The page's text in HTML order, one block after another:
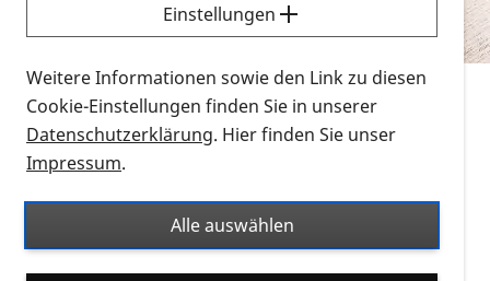
suchen und dieses bestellen bzw. herunterladen
können? Schauen Sie sich dieErklärvideos zum
Thema Infomaterial auf der PRO RETINA-Website
für blinde und sehbehinderte Menschen an.
Auf dieser Seite finden Sie sämtliches Infomaterial
Ort. Nutzen Sie den Formatfilter, um ausschließlich
nach Flyern und Broschüren, Audios oder Videos zu
suchen. Die meisten Flyer und Broschüren werden in
Einstellungen
Weitere Informationen sowie den Link zu diesen
Cookie-Einstellungen finden Sie in unserer
Datenschutzerklärung. Hier finden Sie unser
Impressum.
Alle auswählen